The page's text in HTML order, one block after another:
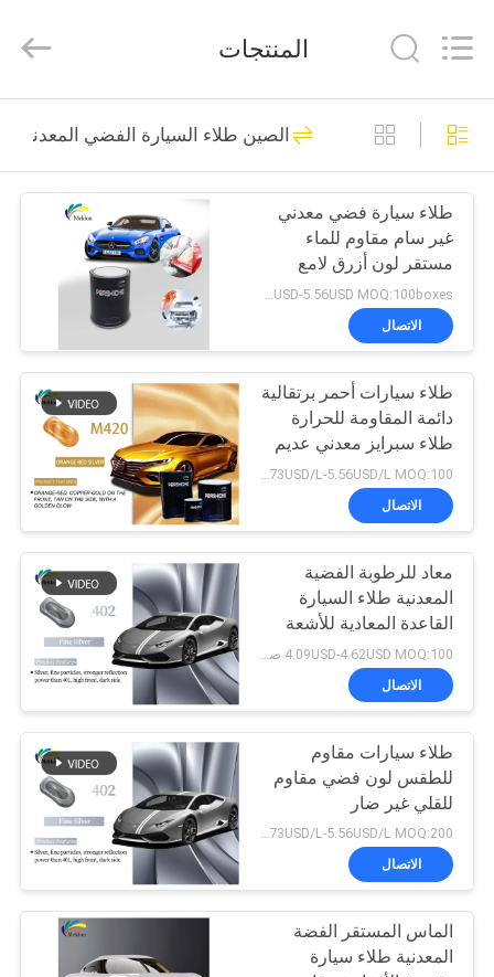
منزل
المنتجات
أشرطة
فيديو
حول
جولة
في
المعمل
ضبط
الجودة
اتصل
أخبار
طلب
اقتباس
Technology
Rights
إعادة طلاء السيارات
569
طلاء الأساس للسيارة
117
طلاء السيارة
105
البوليستر للسيارات
12
المنتجات
الصين طلاء السيارة الفضي المعدني
طلاء سيارة فضي معدني
غير سام مقاوم للماء
مستقر لون أزرق لامع
2.73USD-5.56USD MOQ:100boxes
الاتصال
طلاء سيارات أحمر برتقالية
دائمة المقاومة للحرارة
طلاء سبرايز معدني عديم
الرائحة للسيارات
الاتصال
معاد للرطوبة الفضية
المعدنية طلاء السيارة
القاعدة المعادية للأشعة
فوق البنفسجية العملية
الاتصال
طلاء سيارات مقاوم
للطقس لون فضي مقاوم
للقلي غير ضار
2.73USD/L-5.56USD/L MOQ:200 لتر
الاتصال
الماس المستقر الفضة
المعدنية طلاء سيارة